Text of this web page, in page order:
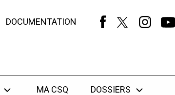
DOCUMENTATION
MA CSQ DOSSIERS